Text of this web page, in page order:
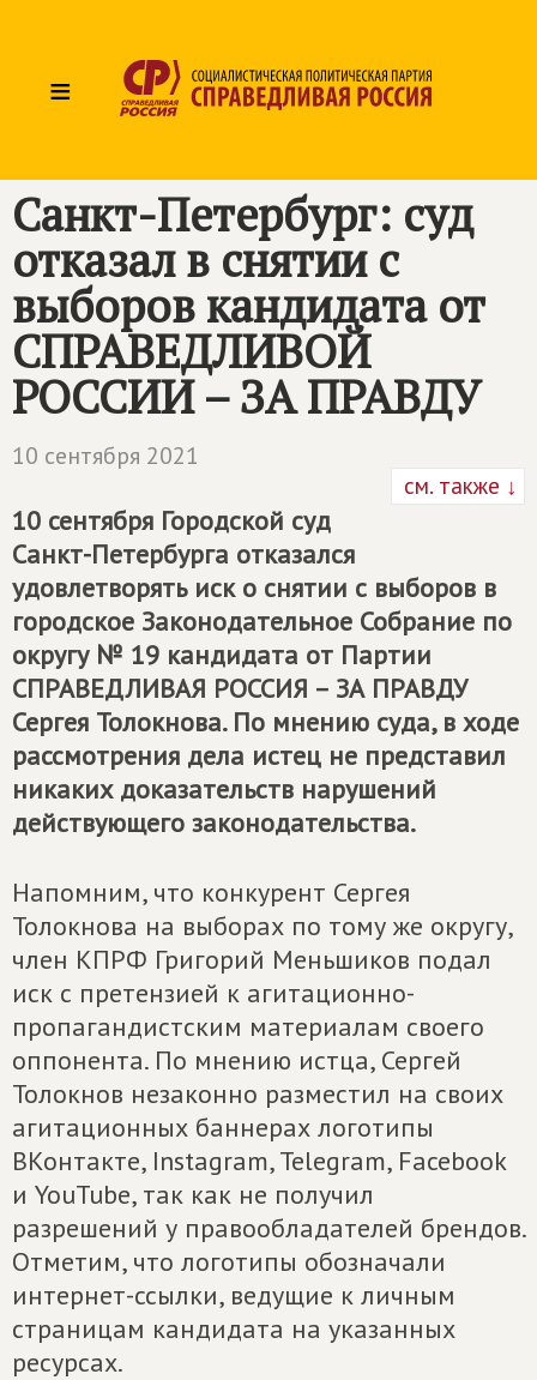
≡
Санкт-Петербург: суд
отказал в снятии с
выборов кандидата от
СПРАВЕДЛИВОЙ
РОССИИ – ЗА ПРАВДУ
10 сентября 2021
см. также ↓
10 сентября Городской суд
Санкт-Петербурга отказался
удовлетворять иск о снятии с выборов в
городское Законодательное Собрание по
округу № 19 кандидата от Партии
СПРАВЕДЛИВАЯ РОССИЯ – ЗА ПРАВДУ
Сергея Толокнова. По мнению суда, в ходе
рассмотрения дела истец не представил
никаких доказательств нарушений
действующего законодательства.
Напомним, что конкурент Сергея
Толокнова на выборах по тому же округу,
член КПРФ Григорий Меньшиков подал
иск с претензией к агитационно-
пропагандистским материалам своего
оппонента. По мнению истца, Сергей
Толокнов незаконно разместил на своих
агитационных баннерах логотипы
ВКонтакте, Instagram, Telegram, Facebook
и YouTube, так как не получил
разрешений у правообладателей брендов.
Отметим, что логотипы обозначали
интернет-ссылки, ведущие к личным
страницам кандидата на указанных
ресурсах.